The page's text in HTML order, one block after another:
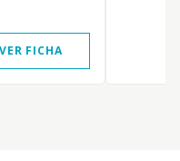
VER FICHA